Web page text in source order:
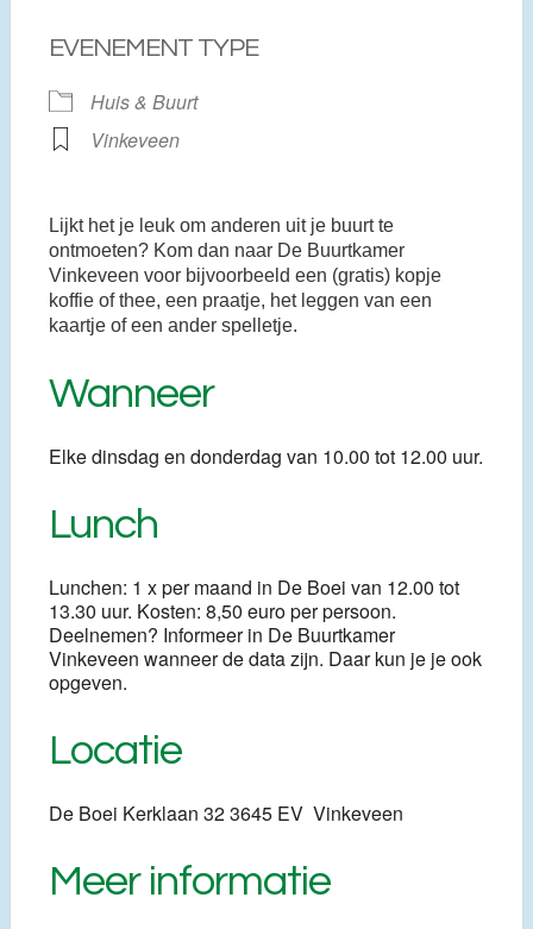
EVENEMENT TYPE
Huis & Buurt
Vinkeveen
Lijkt het je leuk om anderen uit je buurt te
ontmoeten? Kom dan naar De Buurtkamer
Vinkeveen voor bijvoorbeeld een (gratis) kopje
koffie of thee, een praatje, het leggen van een
kaartje of een ander spelletje.
Wanneer
Elke dinsdag en donderdag van 10.00 tot 12.00 uur.
Lunch
Lunchen: 1 x per maand in De Boei van 12.00 tot
13.30 uur. Kosten: 8,50 euro per persoon.
Deelnemen? Informeer in De Buurtkamer
Vinkeveen wanneer de data zijn. Daar kun je je ook
opgeven.
Locatie
De Boei Kerklaan 32 3645 EV Vinkeveen
Meer informatie